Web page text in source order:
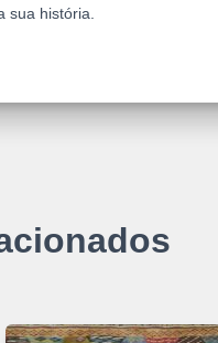
sua história.